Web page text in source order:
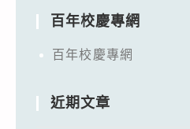
百年校慶專網
百年校慶專網
近期文章